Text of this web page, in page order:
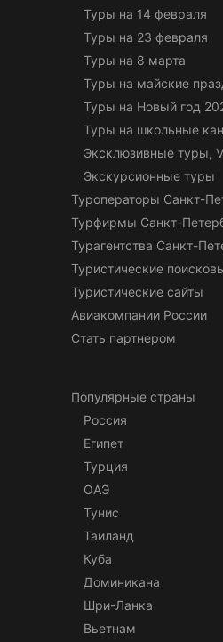
Туры на 14 февраля
Туры на 23 февраля
Туры на 8 марта
Туры на майские
Туры на Новый год
Туры на школьные
Эксклюзивные туры,
Экскурсионные туры
Туроператоры Санкт-
Турфирмы Санкт-
Турагентства Санкт-
Туристические
Туристические сайты
Авиакомпании России
Стать партнером
Популярные страны
Россия
Египет
Турция
ОАЭ
Тунис
Таиланд
Куба
Доминикана
Шри-Ланка
Вьетнам